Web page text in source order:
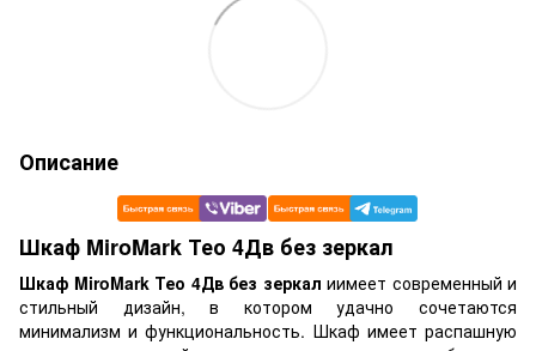
Описание
Шкаф MiroMark Тео 4Дв без зеркал
Шкаф MiroMark Тео 4Дв без зеркал иимеет современный и
стильный дизайн, в котором удачно сочетаются
минимализм и функциональность. Шкаф имеет распашную